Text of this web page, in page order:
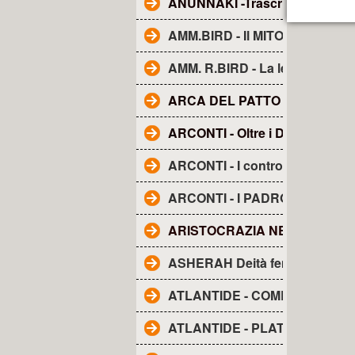
AMM.BIRD - Il MITO della
AMM. R.BIRD - La leggenda
ARCA DEL PATTO O
ARCONTI - Oltre i Demoni e gli
ARCONTI - I controllori segreti
ARCONTI - I PADRONI DEL
ARISTOCRAZIA NERA. La..
ASHERAH Deità femminile
ATLANTIDE - COME I RE
ATLANTIDE - PLATONE